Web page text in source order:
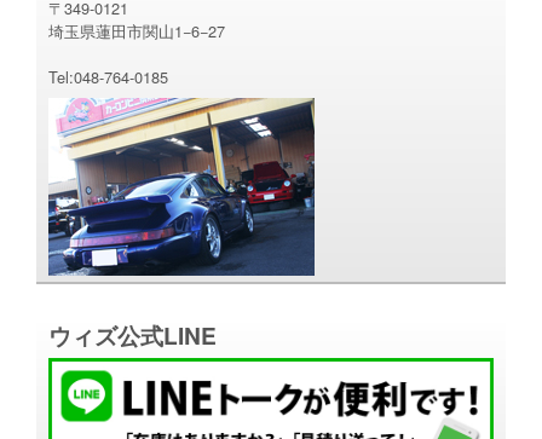
〒349-0121
埼玉県蓮田市関山1−6−27
Tel:048-764-0185
ウィズ公式LINE